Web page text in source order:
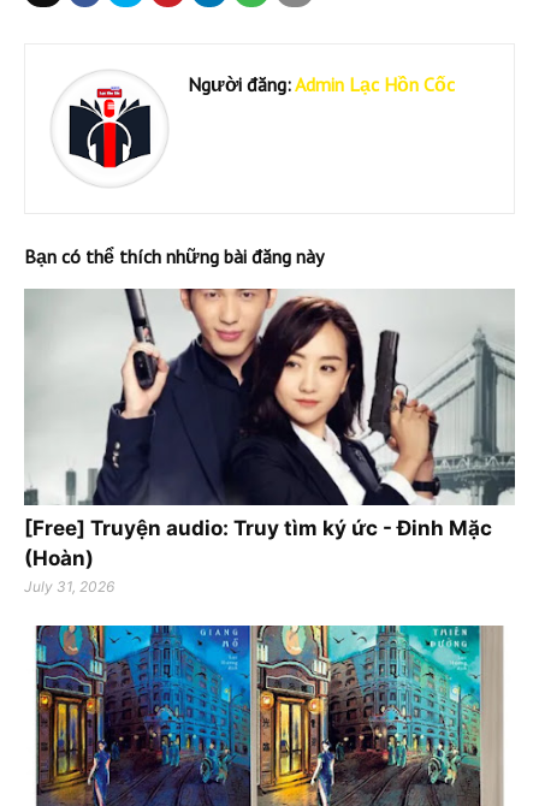
Người đăng:Admin Lạc Hồn Cốc
Bạn có thể thích những bài đăng này
[Free] Truyện audio: Truy tìm ký ức - Đinh Mặc
(Hoàn)
July 31, 2026